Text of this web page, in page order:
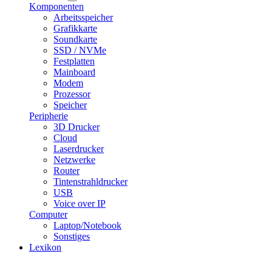
Komponenten
Arbeitsspeicher
Grafikkarte
Soundkarte
SSD / NVMe
Festplatten
Mainboard
Modem
Prozessor
Speicher
Peripherie
3D Drucker
Cloud
Laserdrucker
Netzwerke
Router
Tintenstrahldrucker
USB
Voice over IP
Computer
Laptop/Notebook
Sonstiges
Lexikon